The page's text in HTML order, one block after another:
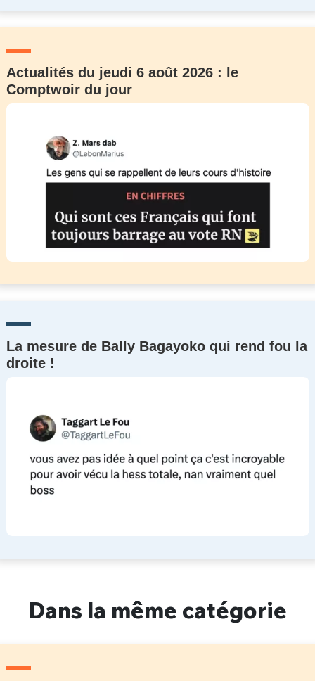
Actualités du jeudi 6 août 2026 : le
Comptwoir du jour
La mesure de Bally Bagayoko qui rend fou la
droite !
Dans la même catégorie